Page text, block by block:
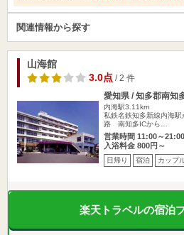
関連情報から探す
山海館
3.0点/ 2 件
愛知県 / 知多郡南知
内海駅3.11km
私鉄名鉄知多新線内海
路 南知多ICから…
営業時間 11:00～21:00
入浴料金 800円～
日帰り 宿泊 カップ
楽天トラベルの宿泊